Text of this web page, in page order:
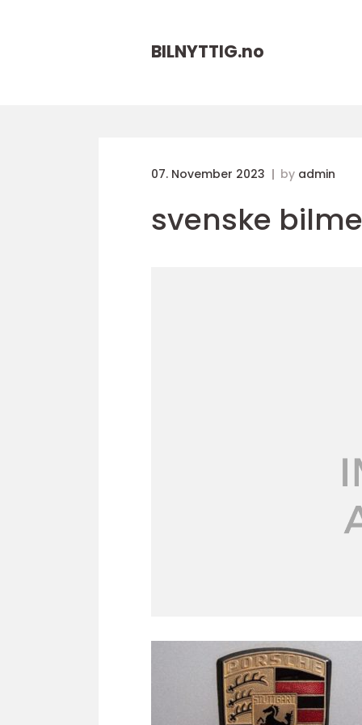
BILNYTTIG.no
07. November 2023 by admin
svenske